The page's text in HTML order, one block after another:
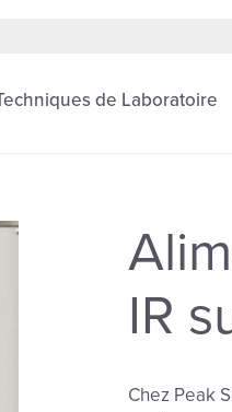
de Laboratoire
IR
Chez Peak